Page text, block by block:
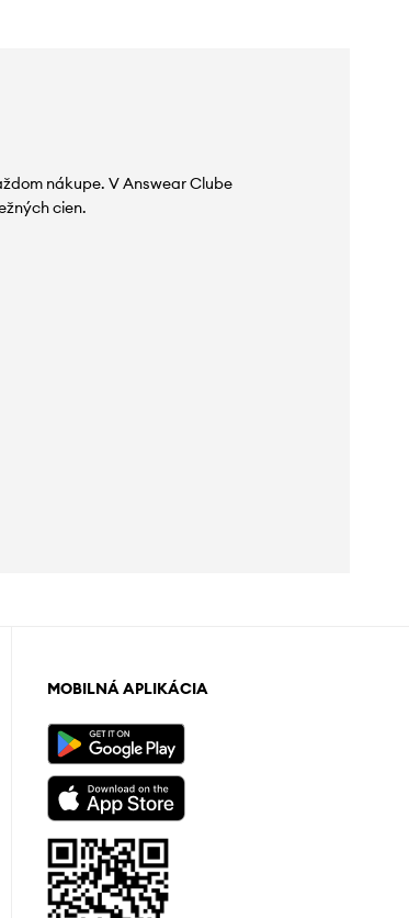
nákupe. V Answear Clube
cien.
MOBILNÁ APLIKÁCIA